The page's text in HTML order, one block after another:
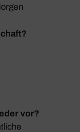
vor?